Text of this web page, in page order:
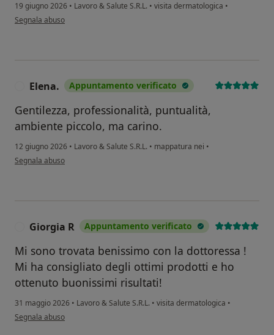
19 giugno 2026 • Lavoro & Salute S.R.L. • visita dermatologica •
secondo l'opinione dell'utente Chiara Rizzi
Segnala abuso
Elena. Appuntamento verificato
Gentilezza, professionalità, puntualità,
ambiente piccolo, ma carino.
12 giugno 2026 • Lavoro & Salute S.R.L. • mappatura nei •
secondo l'opinione dell'utente Elena.
Segnala abuso
Giorgia R Appuntamento verificato
Mi sono trovata benissimo con la dottoressa !
Mi ha consigliato degli ottimi prodotti e ho
ottenuto buonissimi risultati!
31 maggio 2026 • Lavoro & Salute S.R.L. • visita dermatologica •
secondo l'opinione dell'utente Giorgia R
Segnala abuso